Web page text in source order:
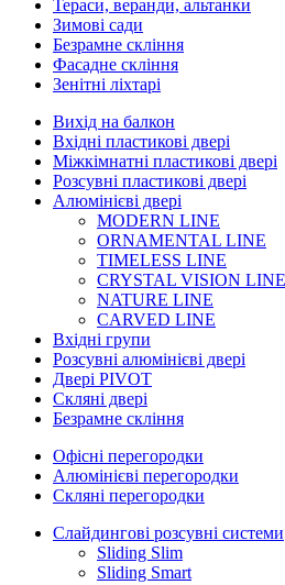
Тераси, веранди, альтанки
Зимові сади
Безрамне скління
Фасадне скління
Зенітні ліхтарі
Вихід на балкон
Вхідні пластикові двері
Міжкімнатні пластикові двері
Розсувні пластикові двері
Алюмінієві двері
MODERN LINE
ORNAMENTAL LINE
TIMELESS LINE
CRYSTAL VISION LINE
NATURE LINE
CARVED LINE
Вхідні групи
Розсувні алюмінієві двері
Двері PIVOT
Скляні двері
Безрамне скління
Офісні перегородки
Алюмінієві перегородки
Скляні перегородки
Слайдингові розсувні системи
Sliding Slim
Sliding Smart